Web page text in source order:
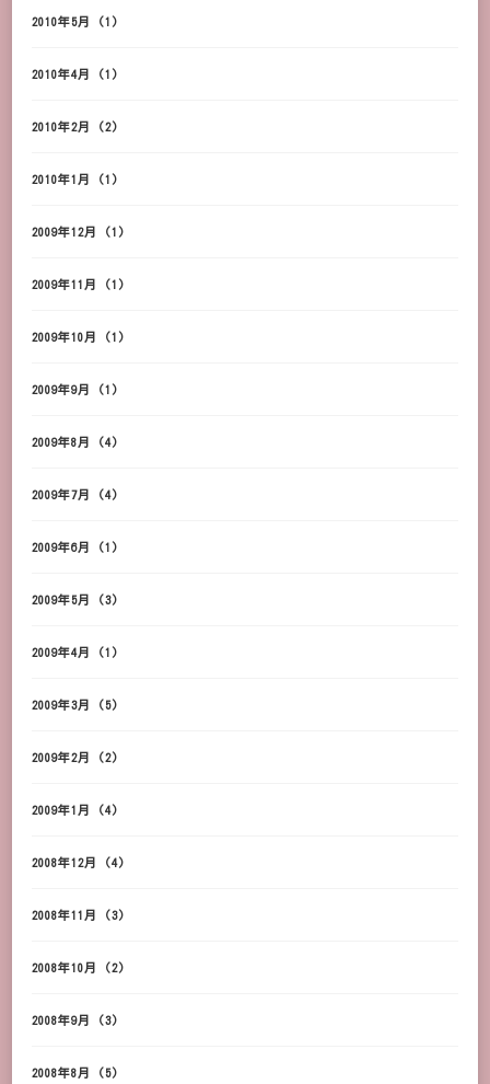
2010年5月 (1)
2010年4月 (1)
2010年2月 (2)
2010年1月 (1)
2009年12月 (1)
2009年11月 (1)
2009年10月 (1)
2009年9月 (1)
2009年8月 (4)
2009年7月 (4)
2009年6月 (1)
2009年5月 (3)
2009年4月 (1)
2009年3月 (5)
2009年2月 (2)
2009年1月 (4)
2008年12月 (4)
2008年11月 (3)
2008年10月 (2)
2008年9月 (3)
2008年8月 (5)